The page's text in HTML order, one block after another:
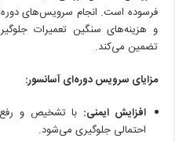
فرسوده است. انجام سرویس‌های
و هزینه‌های سنگین تعمیرات
تضمین می‌کند.
مزایای سرویس دوره‌ای آسانسور:
افزایش ایمنی: با تشخیص و رفع
احتمالی جلوگیری می‌شود.